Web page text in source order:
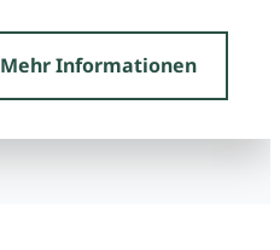
Mehr Informationen